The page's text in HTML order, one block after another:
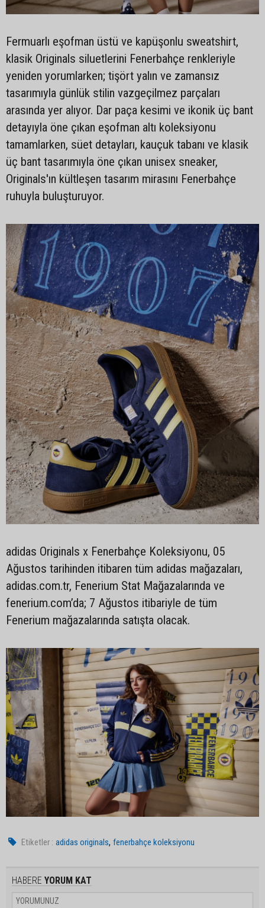
Fermuarlı eşofman üstü ve kapüşonlu sweatshirt,
klasik Originals siluetlerini Fenerbahçe renkleriyle
yeniden yorumlarken; tişört yalın ve zamansız
tasarımıyla günlük stilin vazgeçilmez parçaları
arasında yer alıyor. Dar paça kesimi ve ikonik üç bant
detayıyla öne çıkan eşofman altı koleksiyonu
tamamlarken, süet detayları, kauçuk tabanı ve klasik
üç bant tasarımıyla öne çıkan unisex sneaker,
Originals'ın kültleşen tasarım mirasını Fenerbahçe
ruhuyla buluşturuyor.
adidas Originals x Fenerbahçe Koleksiyonu, 05
Ağustos tarihinden itibaren tüm adidas mağazaları,
adidas.com.tr, Fenerium Stat Mağazalarında ve
fenerium.com’da; 7 Ağustos itibariyle de tüm
Fenerium mağazalarında satışta olacak.
Etiketler : adidas originals,fenerbahçe koleksiyonu
HABERE YORUM KAT